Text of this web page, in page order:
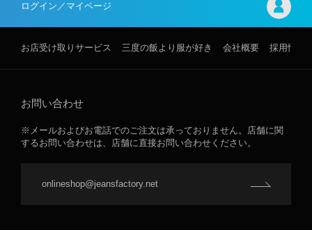
ログイン／マイページ
お店受け取りサービス 三度の飯より服が好き 会社概要 採用情報
お問い合わせ
※メールおよびお電話でのご注文は承っておりません。店舗に関
するお問い合わせは、店舗に直接お問い合わせください。
onlineshop@jeansfactory.net